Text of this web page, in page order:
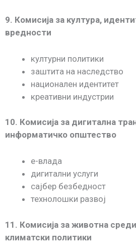
9. Комисија за култура,
вредности
културни политики
заштита на наследство
национален идентитет
креативни индустрии
10. Комисија за дигитална
информатичко општество
е-влада
дигитални услуги
сајбер безбедност
технолошки развој
11. Комисија за животна
климатски политики